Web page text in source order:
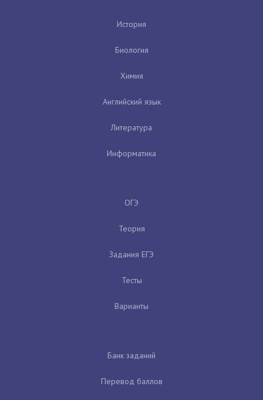
История
Биология
Химия
Английский язык
Литература
Информатика
ОГЭ
Теория
Задания ЕГЭ
Тесты
Варианты
Банк заданий
Перевод баллов